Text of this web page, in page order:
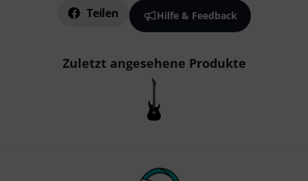
Teilen Hilfe & Feedback
Zuletzt angesehene Produkte